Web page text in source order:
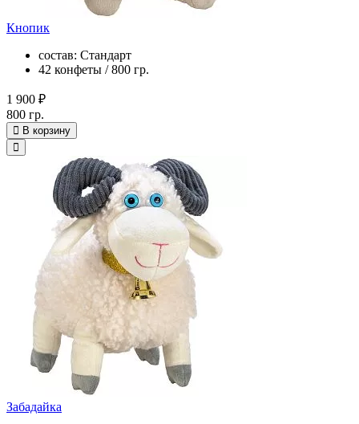
Кнопик
состав: Стандарт
42 конфеты / 800 гр.
1 900 ₽
800 гр.
В корзину
Забадайка